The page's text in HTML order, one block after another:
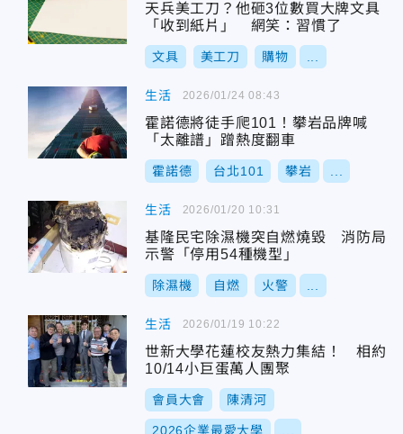
天兵美工刀？他砸3位數買大牌文具
「收到紙片」 網笑：習慣了
文具 美工刀 購物
生活
霍諾德將徒手爬101！攀岩品牌喊
「太離譜」蹭熱度翻車
霍諾德 台北101 攀岩
2026/01/24 08:43
生活
基隆民宅除濕機突自燃燒毀 消防局
示警「停用54種機型」
除濕機 自燃 火警
2026/01/20 10:31
生活
世新大學花蓮校友熱力集結！ 相約
10/14小巨蛋萬人團聚
會員大會 陳清河
2026企業最愛大學
2026/01/19 10:22